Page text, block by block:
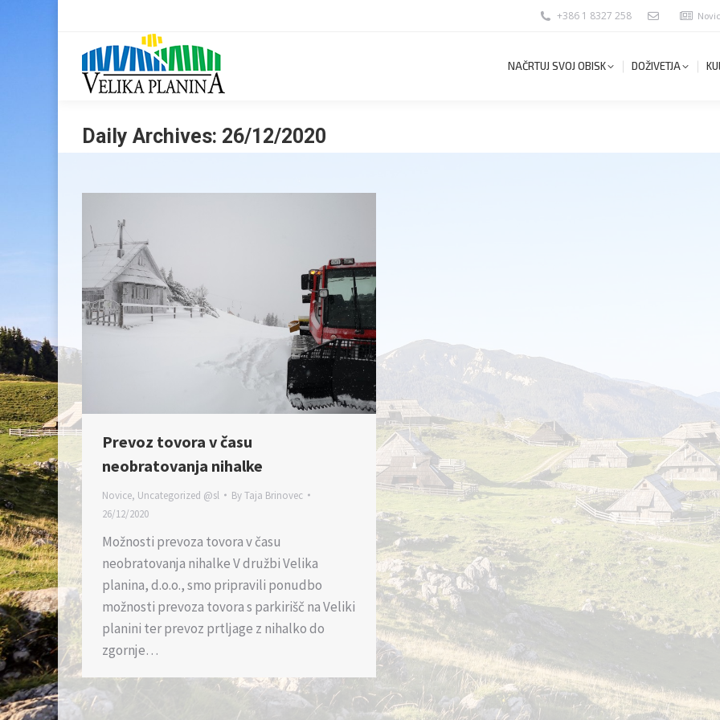
+386 1 8327 258
NAČRTUJ SVOJ OBISK DOŽIVETJA
Daily Archives: 26/12/2020
Prevoz tovora v času
neobratovanja nihalke
Novice, Uncategorized @sl ByTaja Brinovec
26/12/2020
Možnosti prevoza tovora v času
neobratovanja nihalke V družbi Velika
planina, d.o.o., smo pripravili ponudbo
možnosti prevoza tovora s parkirišč na Veliki
planini ter prevoz prtljage z nihalko do
zgornje…
NAČRTUJ SVOJ OBISK DOŽIVETJA